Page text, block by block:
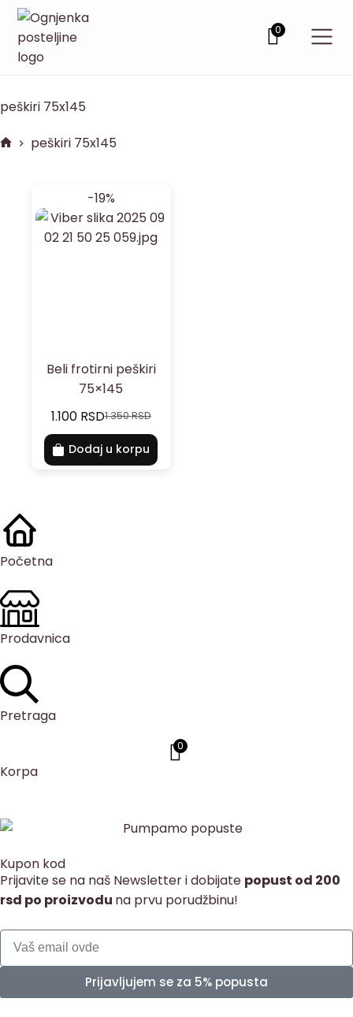
0
peškiri 75x145
peškiri 75x145
-19%
Beli frotirni peškiri
75×145
1.350RSD
1.100 RSD
Dodaj u korpu
Početna
Prodavnica
Pretraga
0
Korpa
Kupon kod
Prijavite se na naš Newsletter i dobijate popust od 200
rsd po proizvodu na prvu porudžbinu!
Prijavljujem se za 5% popusta